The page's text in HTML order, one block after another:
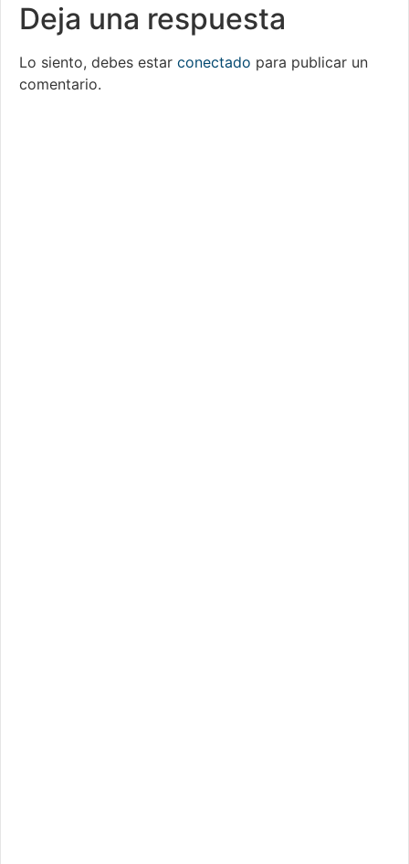
Deja una respuesta
Lo siento, debes estar conectado para publicar un
comentario.